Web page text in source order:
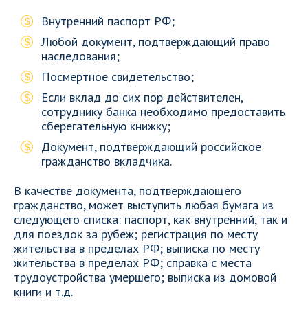
Внутренний паспорт РФ;
Любой документ, подтверждающий право
наследования;
Посмертное свидетельство;
Если вклад до сих пор действителен,
сотруднику банка необходимо предоставить
сберегательную книжку;
Документ, подтверждающий российское
гражданство вкладчика.
В качестве документа, подтверждающего
гражданство, может выступить любая бумага из
следующего списка: паспорт, как внутренний, так и
для поездок за рубеж; регистрация по месту
жительства в пределах РФ; выписка по месту
жительства в пределах РФ; справка с места
трудоустройства умершего; выписка из домовой
книги и т.д.